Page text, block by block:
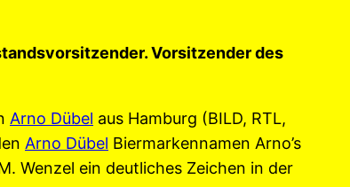
Vorsitzender des
Arno Dübel aus Hamburg (BILD, RTL,
Arno Dübel Biermarkennamen Arno’s
Wenzel ein deutliches Zeichen in der